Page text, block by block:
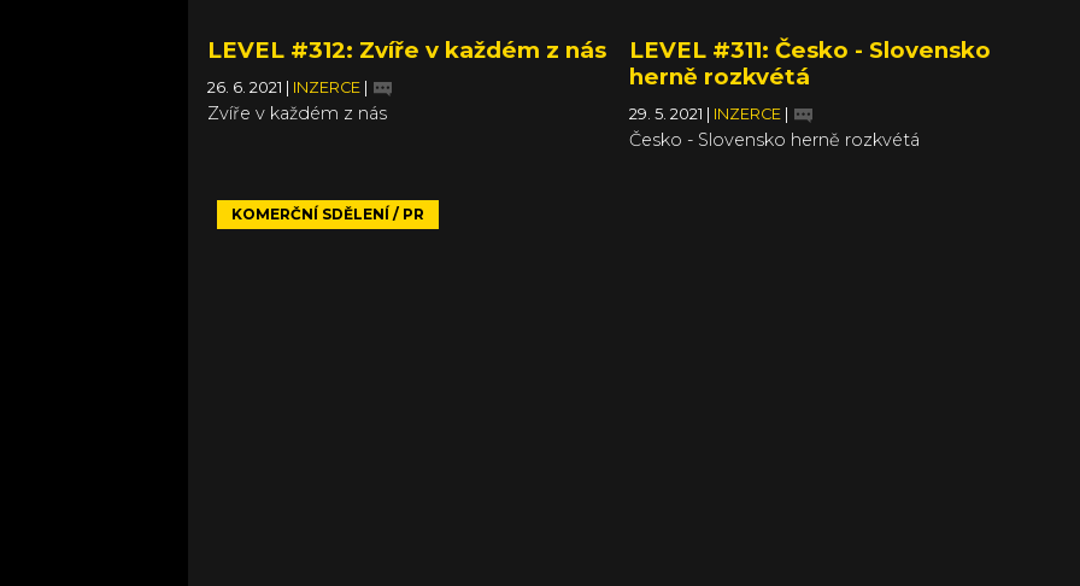
LEVEL #312: Zvíře v každém z nás
26. 6. 2021 INZERCE
Zvíře v každém z nás
LEVEL #311: Česko - Slovensko
herně rozkvétá
29. 5. 2021 INZERCE
Česko - Slovensko herně rozkvétá
KOMERČNÍ SDĚLENÍ / PR